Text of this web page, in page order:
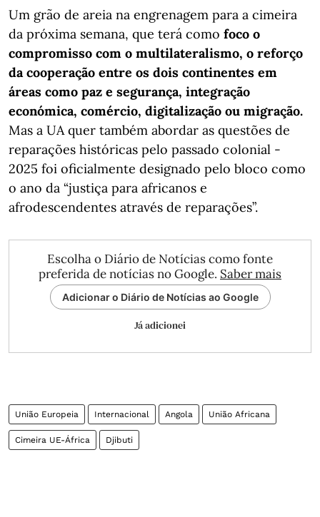
Um grão de areia na engrenagem para a cimeira
da próxima semana, que terá como foco o
compromisso com o multilateralismo, o reforço
da cooperação entre os dois continentes em
áreas como paz e segurança, integração
económica, comércio, digitalização ou migração.
Mas a UA quer também abordar as questões de
reparações históricas pelo passado colonial -
2025 foi oficialmente designado pelo bloco como
o ano da “justiça para africanos e
afrodescendentes através de reparações”.
Escolha o Diário de Notícias como fonte
preferida de notícias no Google. Saber mais
Adicionar o Diário de Notícias ao Google
Já adicionei
União Europeia Internacional Angola União Africana
Cimeira UE-África Djibuti